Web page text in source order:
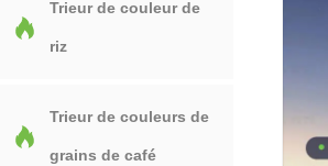
Trieur de couleur de
riz
Trieur de couleurs de
grains de café